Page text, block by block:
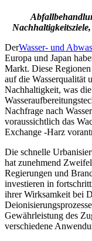
DerWasser- und
Europa und Japan
Markt. Diese
auf die Wasserqualität
Nachhaltigkeit, was
Nachfrage nach
voraussichtlich das
Exchange -Harz
Die schnelle
hat zunehmend
Regierungen und
investieren in
ihrer Wirksamkeit bei
Gewährleistung des
verschiedene